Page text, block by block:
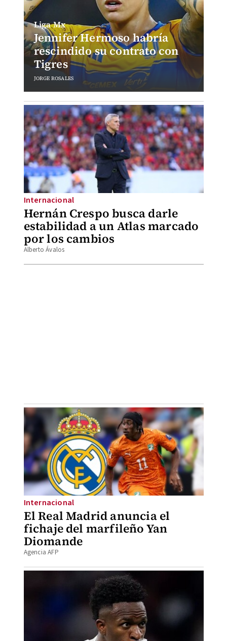
Jennifer Hermoso habría
rescindido su contrato con
Tigres
Liga Mx
JORGE ROSALES
Hernán Crespo busca darle
estabilidad a un Atlas marcado
por los cambios
Internacional
Alberto Ávalos
El Real Madrid anuncia el
fichaje del marfileño Yan
Diomande
Internacional
Agencia AFP